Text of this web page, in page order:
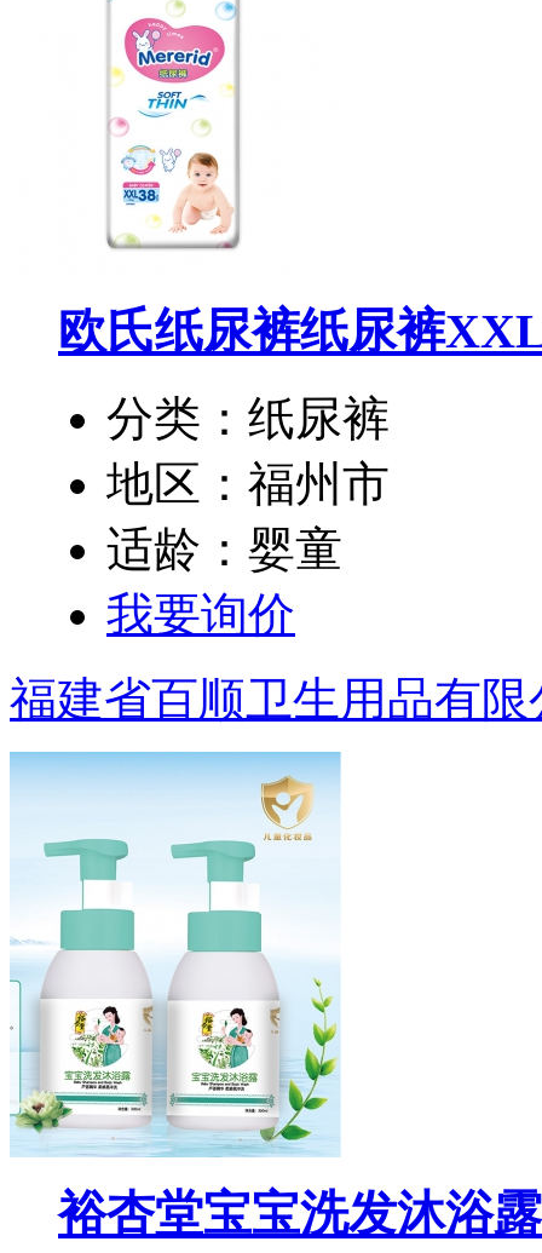
欧氏纸尿裤纸尿裤
分类：纸尿裤
地区：福州市
适龄：婴童
我要询价
福建省百顺卫生用品有限
裕杏堂宝宝洗发沐浴露